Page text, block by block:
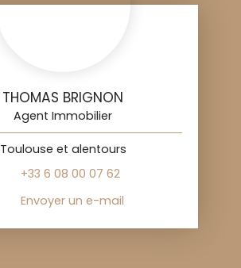
THOMAS BRIGNON
Agent Immobilier
Toulouse et alentours
+33 6 08 00 07 62
Envoyer un e-mail